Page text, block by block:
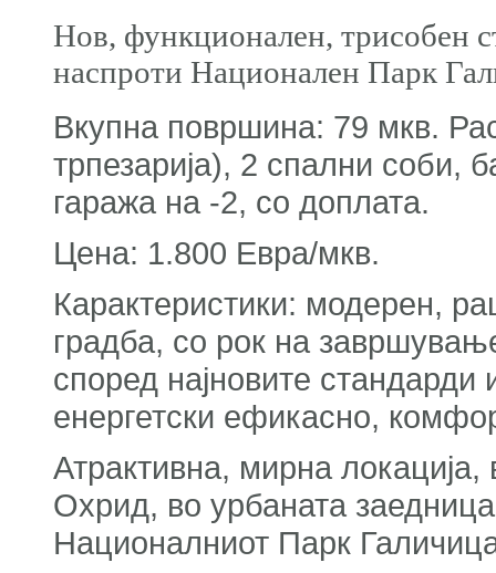
Нов, функционален, трисобен
наспроти Национален Парк
Вкупна површина: 79 мкв.
трпезарија), 2 спални соби,
гаража на -2, со доплата.
Цена: 1.800 Евра/мкв.
Карактеристики: модерен,
градба, со рок на
според најновите
енергетски ефикасно,
Атрактивна, мирна
Охрид, во урбаната
Националниот Парк